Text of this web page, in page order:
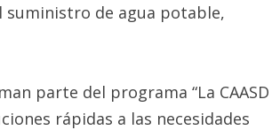
de agua potable,
parte del programa “La CAASD
rápidas a las necesidades